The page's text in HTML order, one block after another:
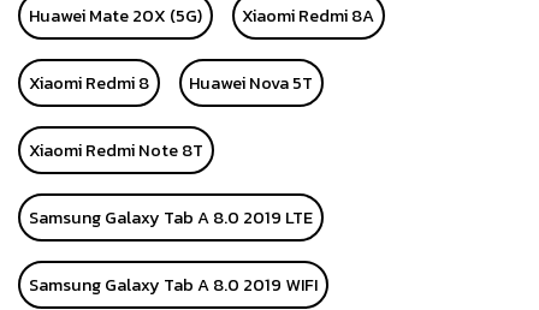
Huawei Mate 20X (5G) Xiaomi Redmi 8A
Xiaomi Redmi 8 Huawei Nova 5T
Xiaomi Redmi Note 8T
Samsung Galaxy Tab A 8.0 2019 LTE
Samsung Galaxy Tab A 8.0 2019 WIFI